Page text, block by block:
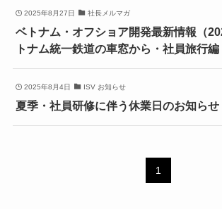
2025年8月27日 社長メルマガ
ベトナム・オフショア開発最新情報（
トナム統一鉄道の車窓から・社員旅行編
2025年8月4日 ISV お知らせ
夏季・社員研修に伴う休業日のお知らせ
1